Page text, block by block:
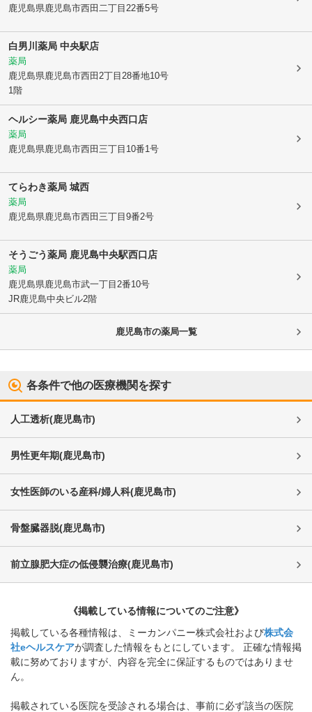
鹿児島県鹿児島市西田二丁目22番5号
白男川薬局 中央駅店
薬局
鹿児島県鹿児島市西田2丁目28番地10号
1階
ヘルシー薬局 鹿児島中央西口店
薬局
鹿児島県鹿児島市西田三丁目10番1号
てらわき薬局 城西
薬局
鹿児島県鹿児島市西田三丁目9番2号
そうごう薬局 鹿児島中央駅西口店
薬局
鹿児島県鹿児島市武一丁目2番10号
JR鹿児島中央ビル2階
鹿児島市の薬局一覧
各条件で他の医療機関を探す
人工透析(鹿児島市)
男性更年期(鹿児島市)
女性医師のいる産科/婦人科(鹿児島市)
骨盤臓器脱(鹿児島市)
前立腺肥大症の低侵襲治療(鹿児島市)
《掲載している情報についてのご注意》
掲載している各種情報は、ミーカンパニー株式会社および株式会
社eヘルスケアが調査した情報をもとにしています。 正確な情報掲
載に努めておりますが、内容を完全に保証するものではありませ
ん。
掲載されている医院を受診される場合は、事前に必ず該当の医院